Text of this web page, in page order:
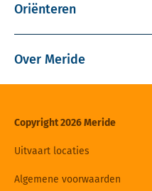
Oriënteren
Over Meride
Copyright 2026 Meride
Uitvaart locaties
Algemene voorwaarden